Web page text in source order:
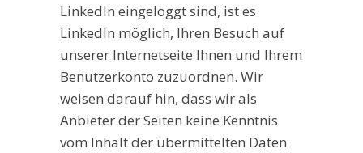
LinkedIn eingeloggt sind, ist es
LinkedIn möglich, Ihren Besuch auf
unserer Internetseite Ihnen und Ihrem
Benutzerkonto zuzuordnen. Wir
weisen darauf hin, dass wir als
Anbieter der Seiten keine Kenntnis
vom Inhalt der übermittelten Daten